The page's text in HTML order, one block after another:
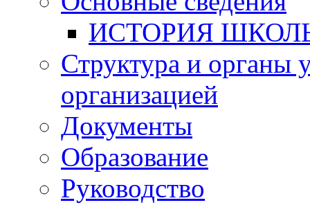
ИСТОРИЯ
Структура и органы
организацией
Документы
Образование
Руководство